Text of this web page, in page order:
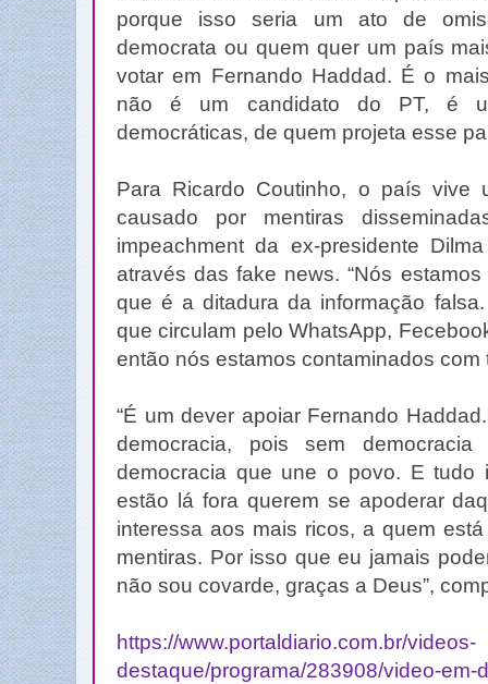
porque isso seria um ato de
democrata ou quem quer um país
votar em Fernando Haddad. É o
não é um candidato do PT, é
democráticas, de quem projeta esse
Para Ricardo Coutinho, o país vive
causado por mentiras
impeachment da ex-presidente
através das fake news. “Nós
que é a ditadura da informação
que circulam pelo WhatsApp,
então nós estamos contaminados com
“É um dever apoiar Fernando
democracia, pois sem
democracia que une o povo. E tudo
estão lá fora querem se apoderar
interessa aos mais ricos, a quem
mentiras. Por isso que eu jamais
não sou covarde, graças a Deus”,
https://www.portaldiario.com.br/videos-
destaque/programa/283908/video-em-